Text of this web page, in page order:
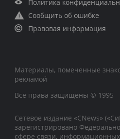
Политика
Сообщить об ошибке
Правовая информация
Материалы, помеченные
рекламой
Все права защищены © 1995 –
Сетевое издание «CNews»
зарегистрировано
сфере связи,